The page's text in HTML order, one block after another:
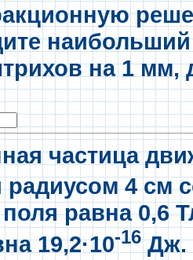
на 1
частица
радиусом 4 см
равна 0,6
19,2·10-16Дж.